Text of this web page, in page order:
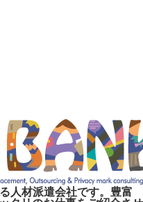
人材派遣会社です。豊富